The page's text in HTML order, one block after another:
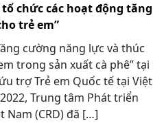
chức các hoạt động tăng
trẻ em”
cường năng lực và thúc
trong sản xuất cà phê” tại
trợ Trẻ em Quốc tế tại Việt
Trung tâm Phát triển
Nam (CRD) đã […]